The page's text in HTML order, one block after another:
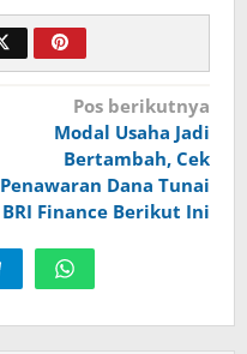
Pos berikutnya
Modal Usaha Jadi
Bertambah, Cek
Penawaran Dana Tunai
BRI Finance Berikut Ini